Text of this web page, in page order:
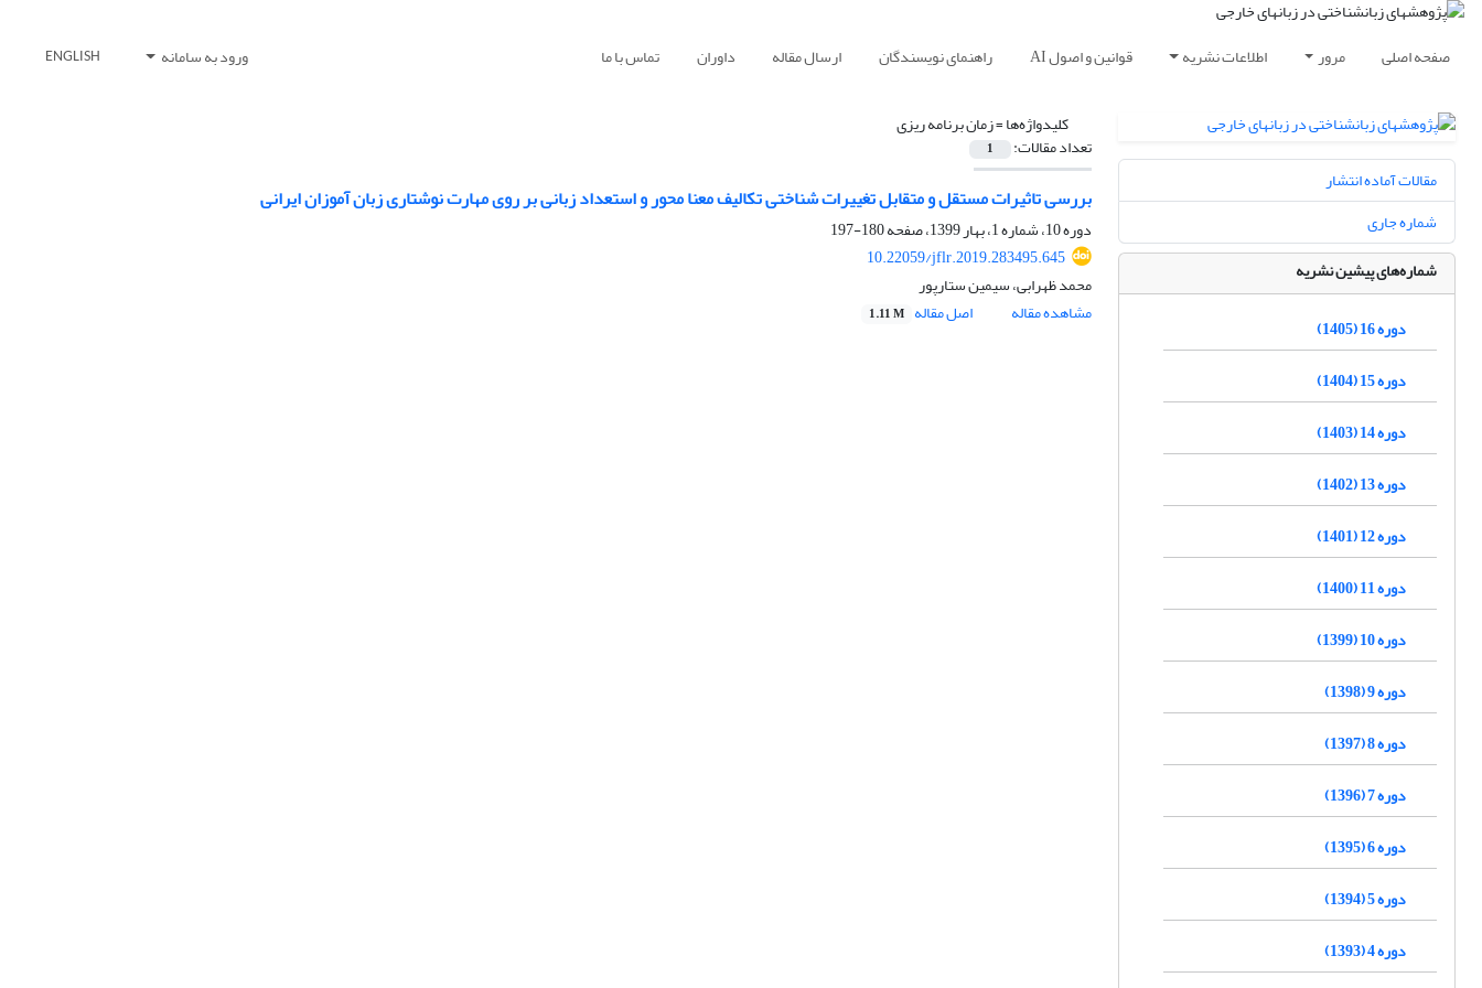
صفحه اصلی مرور اطلاعات نشریه قوانین و اصول AI راهنمای نویسندگان ارسال مقاله داوران تماس با ما ورود به سامانه ENGLISH
کلیدواژه‌ها =زمان برنامه ریزی
تعداد مقالات: 1
بررسی تاثیرات مستقل و متقابل تغییرات شناختی تکالیف معنا محور و استعداد زبانی بر روی مهارت نوشتاری زبان آموزان ایرانی
دوره 10، شماره 1، بهار 1399، صفحه
180-197
10.22059/jflr.2019.283495.645
محمد ظهرابی، سیمین ستارپور
مشاهده مقاله
اصل مقاله 1.11 M
مقالات آماده انتشار
شماره جاری
شماره‌های پیشین نشریه
دوره 16 (1405)
دوره 15 (1404)
دوره 14 (1403)
دوره 13 (1402)
دوره 12 (1401)
دوره 11 (1400)
دوره 10 (1399)
دوره 9 (1398)
دوره 8 (1397)
دوره 7 (1396)
دوره 6 (1395)
دوره 5 (1394)
دوره 4 (1393)